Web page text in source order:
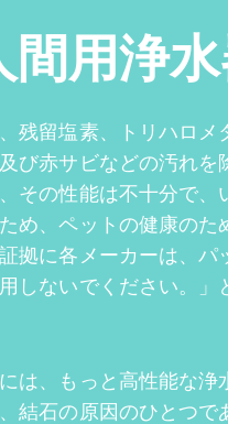
間用浄
残留塩素、トリハロメ
び赤サビなどの汚れを
その性能は不十分で、
め、ペットの健康のた
拠に各メーカーは、パ
しないでください。」
は、もっと高性能な浄
結石の原因のひとつで